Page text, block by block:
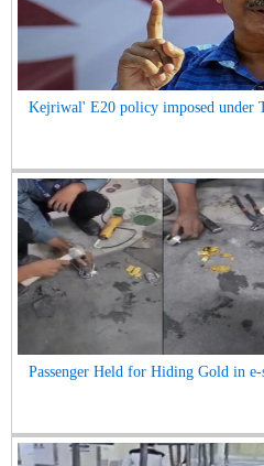
Kejriwal' E20 policy imposed under
Passenger Held for Hiding Gold in